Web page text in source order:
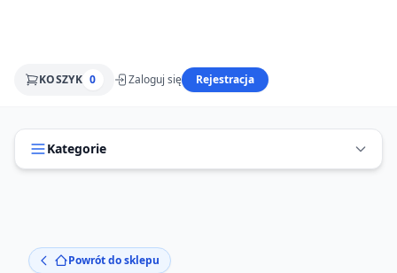
KOSZYK 0 Zaloguj się Rejestracja
Kategorie
Powrót do sklepu